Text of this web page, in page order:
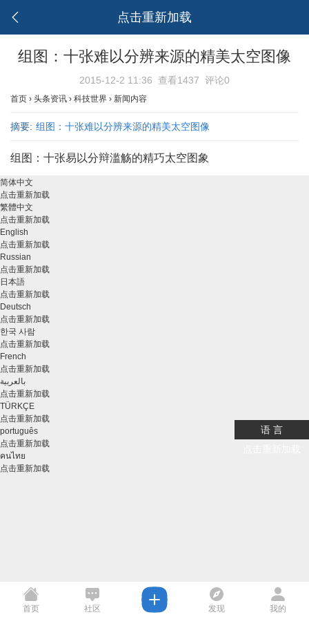
点击重新加载
组图：十张难以分辨来源的精美太空图像
2015-12-2 11:36 查看1437 评论0
首页 › 头条资讯 › 科技世界 › 新闻内容
摘要: 组图：十张难以分辨来源的精美太空图像
组图：十张易以分辩滥觞的精巧太空图象
语 言
简体中文
点击重新加载
繁體中文
点击重新加载
English
点击重新加载
Russian
点击重新加载
日本語
点击重新加载
Deutsch
点击重新加载
한국 사람
点击重新加载
French
点击重新加载
بالعربية
点击重新加载
TÜRKÇE
点击重新加载
português
点击重新加载
คนไทย
点击重新加载
首页 社区 发现 我的